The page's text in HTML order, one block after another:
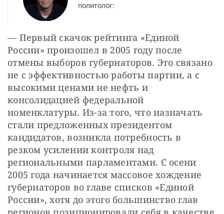
политолог:
— Первый скачок рейтинга «Единой
России» произошел в 2005 году после
отмены выборов губернаторов. Это связано
не с эффективностью работы партии, а с
высокими ценами не нефть и
консолидацией федеральной
номенклатуры. Из-за того, что назначать
стали предложенных президентом
кандидатов, возникла потребность в
резком усилении контроля над
региональными парламентами. С осени
2005 года начинается массовое хождение
губернаторов во главе списков «Единой
России», хотя до этого большинство глав